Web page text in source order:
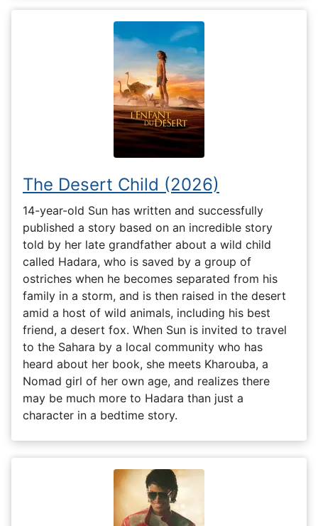
The Desert Child (2026)
14-year-old Sun has written and successfully
published a story based on an incredible story
told by her late grandfather about a wild child
called Hadara, who is saved by a group of
ostriches when he becomes separated from his
family in a storm, and is then raised in the desert
amid a host of wild animals, including his best
friend, a desert fox. When Sun is invited to travel
to the Sahara by a local community who has
heard about her book, she meets Kharouba, a
Nomad girl of her own age, and realizes there
may be much more to Hadara than just a
character in a bedtime story.